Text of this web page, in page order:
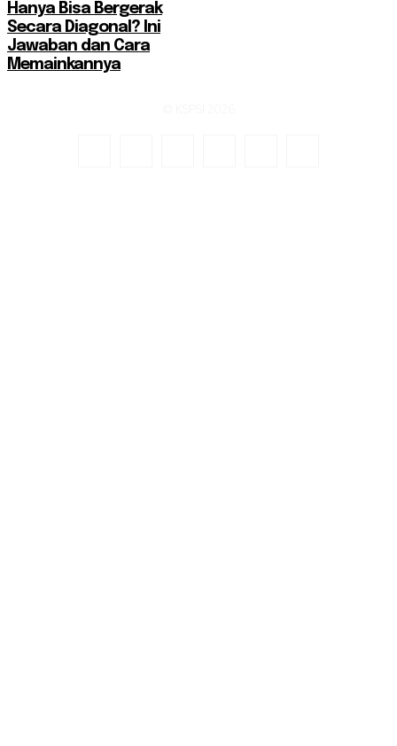
Hanya Bisa Bergerak
Secara Diagonal? Ini
Jawaban dan Cara
Memainkannya